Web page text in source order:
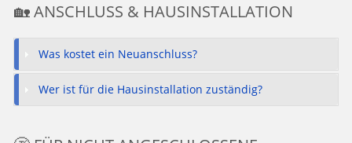
🏡 ANSCHLUSS & HAUSINSTALLATION
Was kostet ein Neuanschluss?
Wer ist für die Hausinstallation zuständig?